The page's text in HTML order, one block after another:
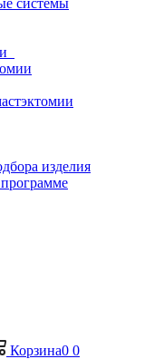
системы
изделия
Корзина0 0